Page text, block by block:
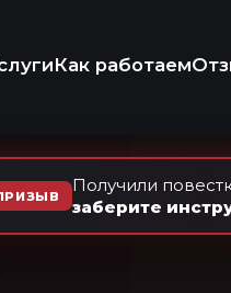
Получили
заберите
КОМПАНИЯ